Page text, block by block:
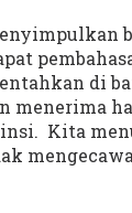
di
menerima
Kita